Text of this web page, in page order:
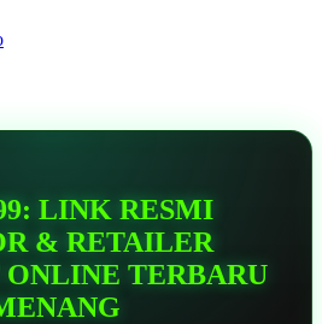
LINK RESMI
& RETAILER
TERBARU